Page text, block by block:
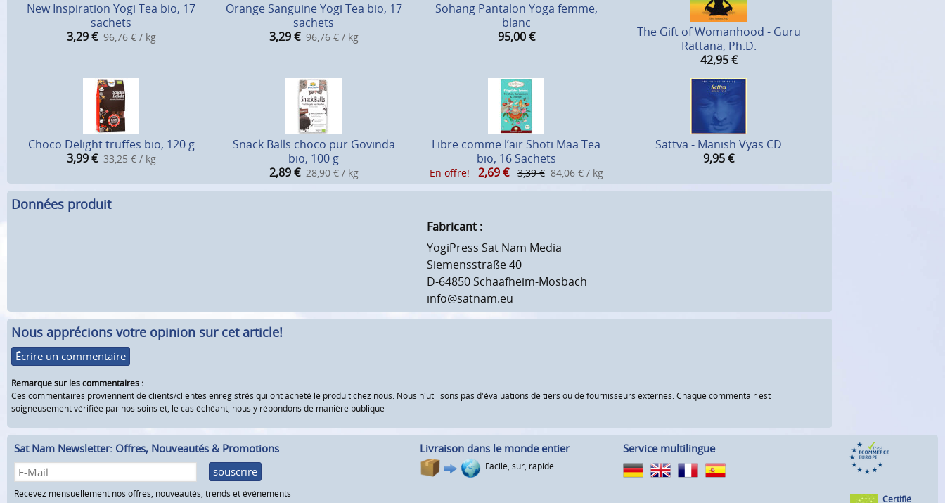
New Inspiration Yogi Tea bio, 17
sachets
3,29 € 96,76 € / kg
Orange Sanguine Yogi Tea bio, 17
sachets
3,29 € 96,76 € / kg
Sohang Pantalon Yoga femme,
blanc
95,00 €
The Gift of Womanhood - Guru
Rattana, Ph.D.
42,95 €
Choco Delight truffes bio, 120 g
3,99 € 33,25 € / kg
Snack Balls choco pur Govinda
bio, 100 g
2,89 € 28,90 € / kg
Libre comme l’air Shoti Maa Tea
bio, 16 Sachets
En offre! 2,69 € 3,39 € 84,06 € / kg
Sattva - Manish Vyas CD
9,95€
Données produit
Fabricant :
YogiPress Sat Nam Media
Siemensstraße 40
D-64850 Schaafheim-Mosbach
info@satnam.eu
Nous apprécions votre opinion sur cet article!
Écrire un commentaire
Remarque sur les commentaires :
Ces commentaires proviennent de clients/clientes enregistrés qui ont acheté le produit chez nous. Nous n'utilisons pas d'évaluations de tiers ou de fournisseurs externes. Chaque commentair est
soigneusement vérifiée par nos soins et, le cas échéant, nous y répondons de manière publique
Sat Nam Newsletter: Offres, Nouveautés & Promotions
souscrire
Recevez mensuellement nos offres, nouveautés, trends et événements
Livraison dans le monde entier
Facile, sûr, rapide
Service multilingue
Certifié